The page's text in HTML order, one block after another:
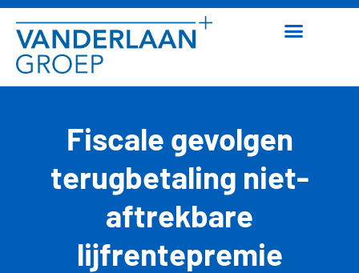
Fiscale gevolgen
terugbetaling niet-
aftrekbare
lijfrentepremie